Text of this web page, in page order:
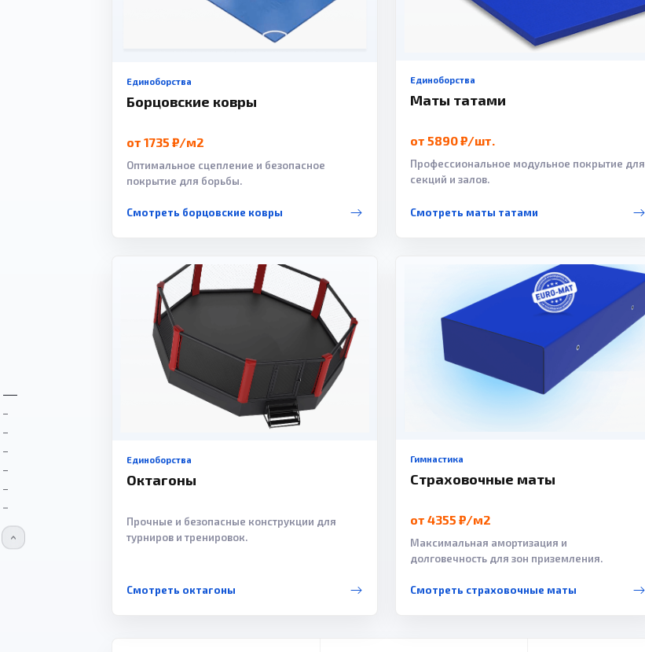
Единоборства
Борцовские ковры
от 1735 ₽/м2
Оптимальное сцепление и безопасное
покрытие для борьбы.
Смотреть борцовские ковры
Единоборства
Маты татами
от 5890 ₽/шт.
Профессиональное модульное покрытие для
секций и залов.
Смотреть маты татами
Единоборства
Октагоны
Прочные и безопасные конструкции для
турниров и тренировок.
Смотреть октагоны
Гимнастика
Страховочные маты
от 4355 ₽/м2
Максимальная амортизация и
долговечность для зон приземления.
Смотреть страховочные маты